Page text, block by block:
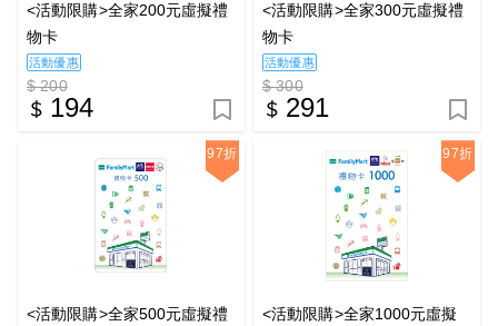
<活動限購>全家200元虛擬禮
物卡
活動優惠
$ 200
194
<活動限購>全家300元虛擬禮
物卡
活動優惠
$ 300
291
97折
<活動限購>全家500元虛擬禮
97折
<活動限購>全家1000元虛擬